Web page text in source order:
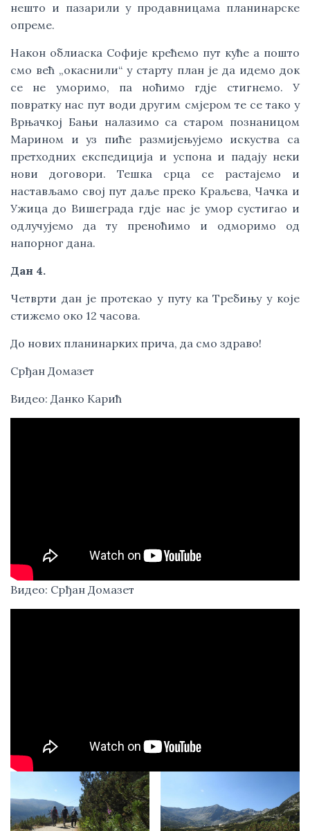
нешто и пазарили у продавницама планинарске
опреме.
Након облиаска Софије крећемо пут куће а пошто
смо већ „окаснили“ у старту план је да идемо док
се не уморимо, па ноћимо гдје стигнемо. У
повратку нас пут води другим смјером те се тако у
Врњачкој Бањи налазимо са старом познаницом
Марином и уз пиће размијењујемо искуства са
претходних експедиција и успона и падају неки
нови договори. Тешка срца се растајемо и
настављамо свој пут даље преко Краљева, Чачка и
Ужица до Вишеграда гдје нас је умор сустигао и
одлучујемо да ту преноћимо и одморимо од
напорног дана.
Дан 4.
Четврти дан је протекао у путу ка Требињу у које
стижемо око 12 часова.
До нових планинарких прича, да смо здраво!
Срђан Домазет
Видео: Данко Карић
Видео: Срђан Домазет